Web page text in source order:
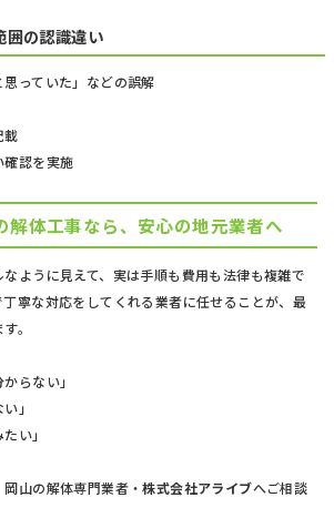
囲の認識違い
思っていた」などの誤解
載
確認を実施
解体工事なら、安心の地元業者へ
ように見えて、実は手順も費用も法律も複雑で
寧な対応をしてくれる業者に任せることが、最
。
らない」
」
い」
山の解体専門業者・株式会社アライブへご相談